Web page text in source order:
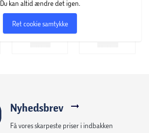
Du kan altid ændre det igen.
Ret cookie samtykke
Nyhedsbrev
Få vores skarpeste priser i indbakken